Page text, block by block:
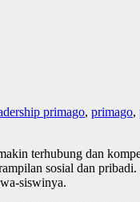
primago, primago,
terhubung dan
sosial dan
siswinya.